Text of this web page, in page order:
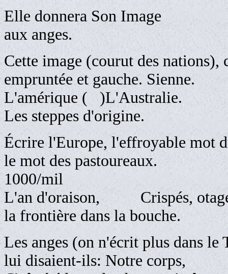
Elle donnera Son Image
aux anges.
Cette image (courut des nations),
empruntée et gauche. Sienne.
L'amérique ( )L'Australie.
Les steppes d'origine.
Écrire l'Europe, l'effroyable mot
le mot des
1000/mil
L'an d'oraison, Crispés,
la frontière dans la bouche.
Les anges (on n'écrit plus dans le
lui disaient-ils: Notre corps,